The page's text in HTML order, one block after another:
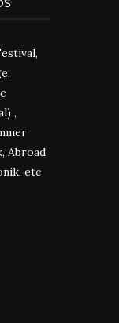
,
Abroad
etc